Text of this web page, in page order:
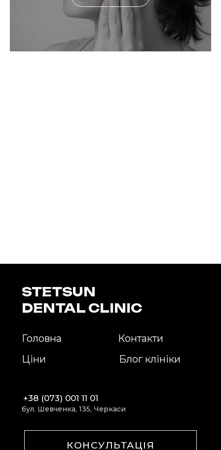
Головна
Ціни
Контакти
+38 (073) 001 11 01
бул. Шевченка, 135, Черкаси
КОНСУЛЬТАЦІЯ
STETSUN
DENTAL CLINIC
Блог клініки